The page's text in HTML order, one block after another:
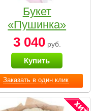
Заказать в один клик
Букет
«Пушинка»
3 040руб.
Купить